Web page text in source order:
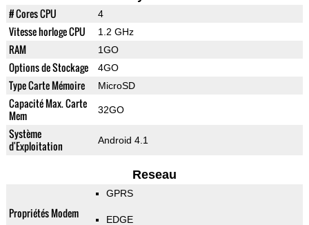
# Cores CPU 4
Vitesse horloge CPU 1.2 GHz
RAM 1GO
Options de Stockage 4GO
Type Carte Mémoire MicroSD
Capacité Max. Carte
Mem
32GO
Système
d'Exploitation
Android 4.1
Reseau
Propriétés Modem
GPRS
EDGE